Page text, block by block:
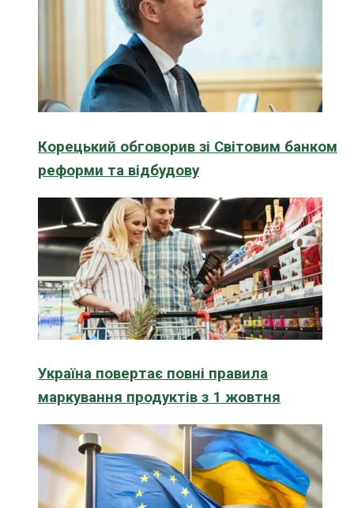
Корецький обговорив зі Світовим банком
реформи та відбудову
Україна повертає повні правила
маркування продуктів з 1 жовтня